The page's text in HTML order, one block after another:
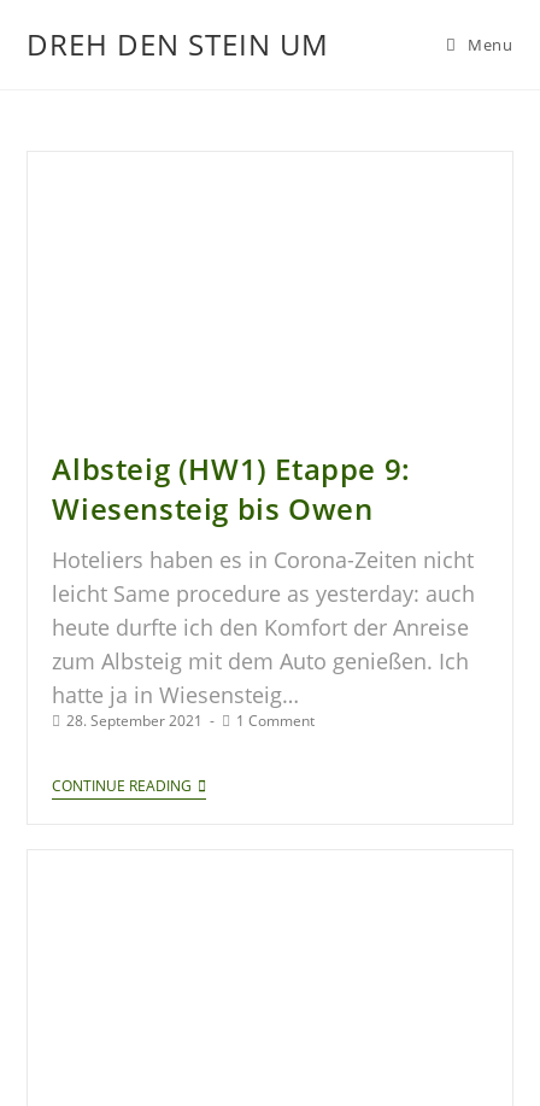
DREH DEN STEIN UM Menu
Albsteig (HW1) Etappe 9:
Wiesensteig bis Owen
Hoteliers haben es in Corona-Zeiten nicht
leicht Same procedure as yesterday: auch
heute durfte ich den Komfort der Anreise
zum Albsteig mit dem Auto genießen. Ich
hatte ja in Wiesensteig…
28. September 2021 1 Comment
CONTINUE READING